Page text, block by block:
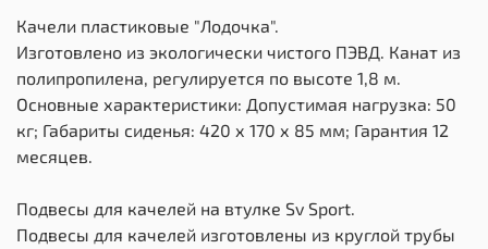
Качели пластиковые "Лодочка".
Изготовлено из экологически чистого ПЭВД. Канат из
полипропилена, регулируется по высоте 1,8 м.
Основные характеристики: Допустимая нагрузка: 50
кг; Габариты сиденья: 420 х 170 х 85 мм; Гарантия 12
месяцев.
Подвесы для качелей на втулке Sv Sport.
Подвесы для качелей изготовлены из круглой трубы